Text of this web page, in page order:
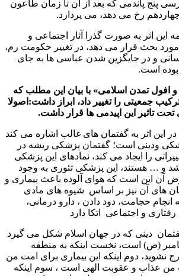
پنج پاندمی که بعد از آن تا زمان طاعون
رخ می دهد، می پردازد.
این اثر به صورت گذرا آثار اجتماعی و
بحث قرار می دهد، در تغییر حکومت رم،
و در جایگزین شدن عباسی ها به جای
بوده است.
تمدن اسلامی» با بیان این مطلب که
جمعیتی را تغییر داد، ابراز داشت:اصولا
تاثیر این اپیدمی ها قرار داشت.
این اثر به گفتمان های غالب اشاره می کند
ودینی است؛ گفتمان پزشکی ریشه در
را ایجاد می کند، نمادهای این پزشکی
رشد و … هستند، این پزشکی تئوری به وجود
آن این است که هوای آلوده باعث بیماری و
های آن نیز بر اساس شیوه های مادی
انجام حجامت، دود دادن ، دارو درمانی،
و اجتماعی اتکا دارد
گفتمان دینی که در جهان اسلام شکل می گیرد
(ص) است، نخست اینکه به منطقه
نشوید، دوم اینکه این بیماری برای امت من
عذاب و عقوبت الهی است ، سوم اینکه